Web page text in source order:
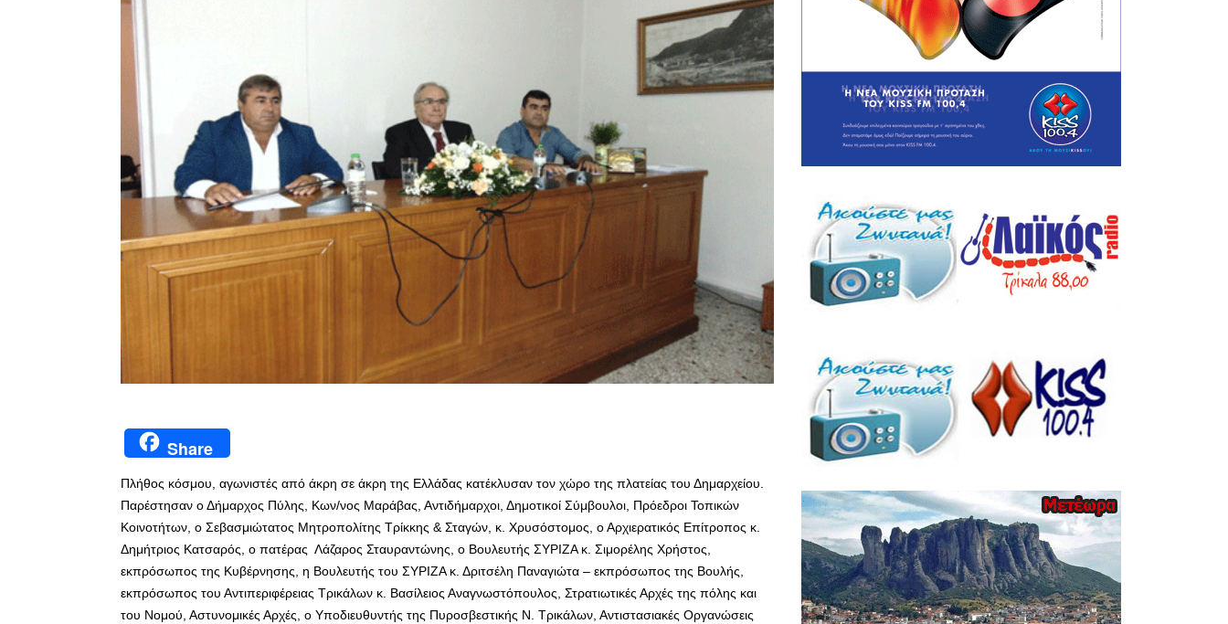
Share
Πλήθος κόσμου, αγωνιστές από άκρη σε άκρη της Ελλάδας κατέκλυσαν τον χώρο της πλατείας του Δημαρχείου.
Παρέστησαν ο Δήμαρχος Πύλης, Κων/νος Μαράβας, Αντιδήμαρχοι, Δημοτικοί Σύμβουλοι, Πρόεδροι Τοπικών
Κοινοτήτων, ο Σεβασμιώτατος Μητροπολίτης Τρίκκης & Σταγών, κ. Χρυσόστομος, ο Αρχιερατικός Επίτροπος κ.
Δημήτριος Κατσαρός, ο πατέρας Λάζαρος Σταυραντώνης, ο Βουλευτής ΣΥΡΙΖΑ κ. Σιμορέλης Χρήστος,
εκπρόσωπος της Κυβέρνησης, η Βουλευτής του ΣΥΡΙΖΑ κ. Δριτσέλη Παναγιώτα – εκπρόσωπος της Βουλής,
εκπρόσωπος του Αντιπεριφέρειας Τρικάλων κ. Βασίλειος Αναγνωστόπουλος, Στρατιωτικές Αρχές της πόλης και
του Νομού, Αστυνομικές Αρχές, ο Υποδιευθυντής της Πυροσβεστικής Ν. Τρικάλων, Αντιστασιακές Οργανώσεις